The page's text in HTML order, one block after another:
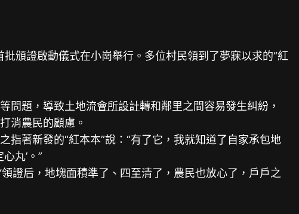
頒證啟動儀式在小崗舉行。多位村民領到了夢寐以求的“紅
問題，導致土地流會所設計轉和鄰里之間容易發生糾紛，
消農民的顧慮。
著新發的“紅本本”說：“有了它，我就知道了自家承包地
丸’。”
證后，地塊面積準了、四至清了，農民也放心了，戶戶之